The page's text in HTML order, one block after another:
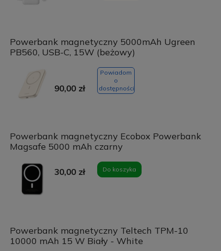
Powerbank magnetyczny 5000mAh Ugreen
PB560, USB-C, 15W (beżowy)
90,00 zł
Powiadom
o
dostępności
Powerbank magnetyczny Ecobox Powerbank
Magsafe 5000 mAh czarny
30,00 zł Do koszyka
Powerbank magnetyczny Teltech TPM-10
10000 mAh 15 W Biały - White